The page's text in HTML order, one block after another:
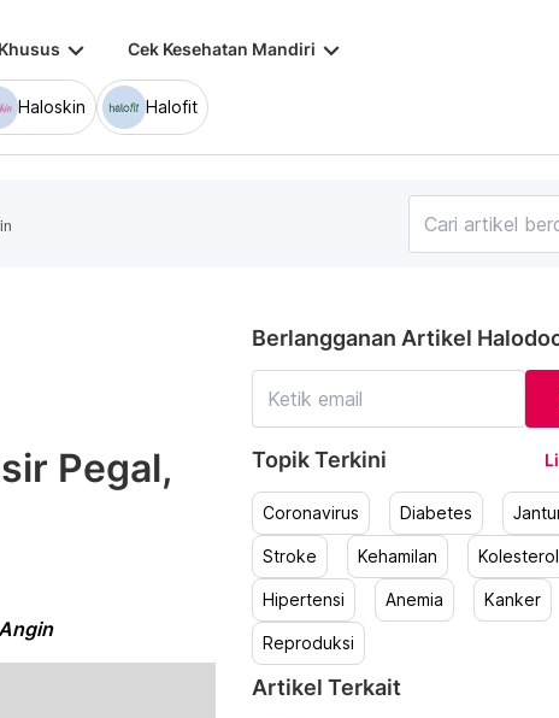
keyboard_arrow_down Cek Kesehatan Mandiri keyboard_arrow_down
Haloskin Halofit
Pegal,
Berlangganan Artikel
Topik Terkini
Coronavirus Diabetes
Stroke Kehamilan Kolesterol
Hipertensi Anemia Kanker
Reproduksi
Artikel Terkait